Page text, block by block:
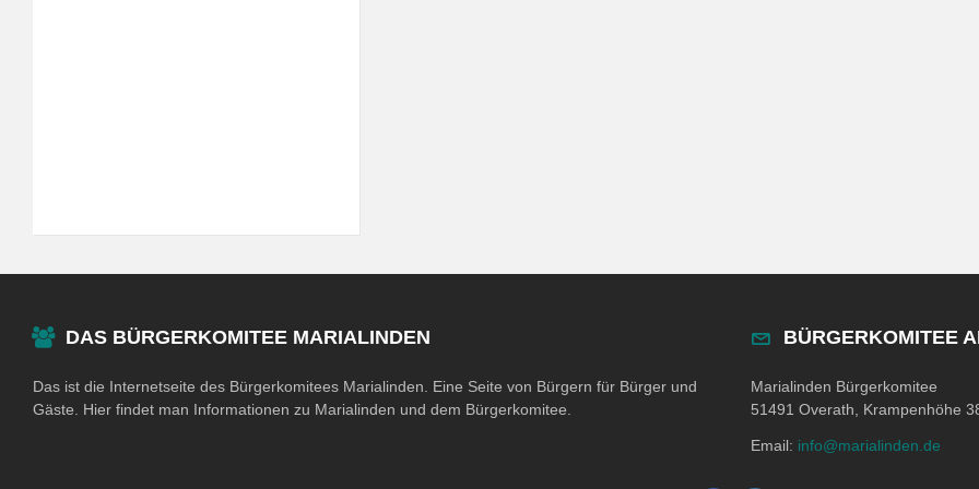
DAS BÜRGERKOMITEE MARIALINDEN
Das ist die Internetseite des Bürgerkomitees Marialinden. Eine Seite von Bürgern für Bürger und
Gäste. Hier findet man Informationen zu Marialinden und dem Bürgerkomitee.
BÜRGERKOMITEE
Marialinden Bürgerkomitee
51491 Overath, Krampenhöhe
Email: info@marialinden.de